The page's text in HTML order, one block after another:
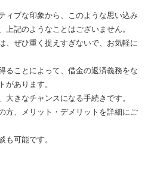
ィブな印象から、このような思い込み
上記のようなことはございません。
、ぜひ重く捉えすぎないで、お気軽に
ることによって、借金の返済義務をな
があります。
きなチャンスになる手続きです。
方、メリット・デメリットを詳細にご
も可能です。